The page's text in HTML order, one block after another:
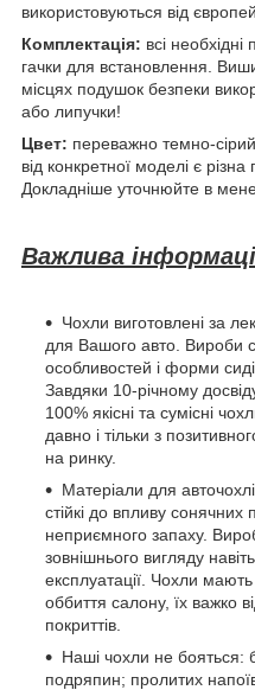
використовуються від
Комплектація: всі необхідні
гачки для встановлення.
місцях подушок безпеки
або липучки!
Цвет: переважно темно-
від конкретної моделі є різна
Докладніше уточнюйте в
Важлива
Чохли виготовлені за
для Вашого авто. Вироби
особливостей і форми
Завдяки 10-річному
100% якісні та сумісні
давно і тільки з
на ринку.
Матеріали для
стійкі до впливу
неприємного запаху.
зовнішнього вигляду
експлуатації. Чохли
оббиття салону, їх важко
покриттів.
Наші чохли не бояться:
подряпин; пролитих